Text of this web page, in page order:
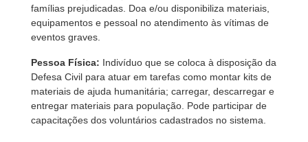
famílias prejudicadas. Doa e/ou disponibiliza materiais,
equipamentos e pessoal no atendimento às vítimas de
eventos graves.
Pessoa Física: Indivíduo que se coloca à disposição da
Defesa Civil para atuar em tarefas como montar kits de
materiais de ajuda humanitária; carregar, descarregar e
entregar materiais para população. Pode participar de
capacitações dos voluntários cadastrados no sistema.